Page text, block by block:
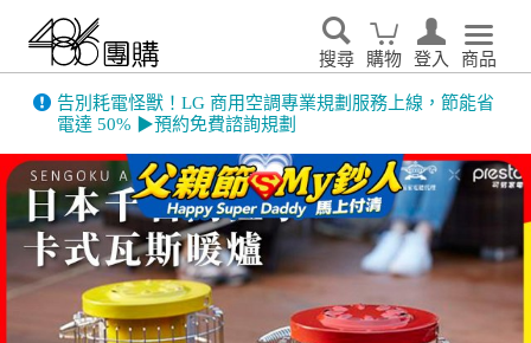
搜尋 購物 登入 商品
告別耗電怪獸！LG 商用空調專業規劃服務上線，節能省
電達 50% ▶預約免費諮詢規劃